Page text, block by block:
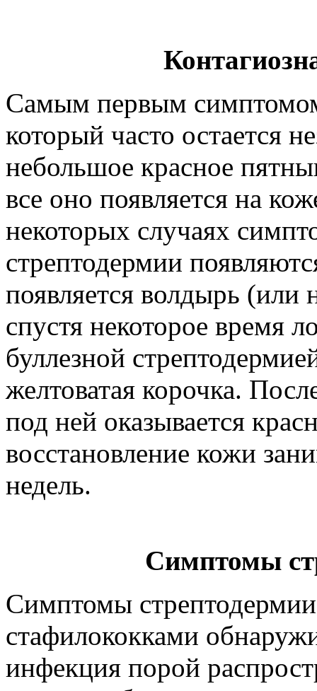
Самым первым
который часто остается
небольшое красное
все оно появляется на
некоторых случаях
стрептодермии
появляется волдырь (или
спустя некоторое время
буллезной
желтоватая корочка.
под ней оказывается
восстановление кожи
недель.
Симптомы
Симптомы
стафилококками
инфекция порой